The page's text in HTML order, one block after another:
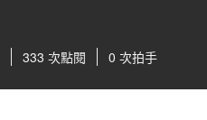
333 次點閱 0 次拍手